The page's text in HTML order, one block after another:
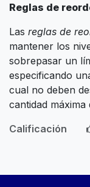
Reglas de
Las reglas de
mantener los
sobrepasar un
especificando
cual no deben
cantidad
Calificación